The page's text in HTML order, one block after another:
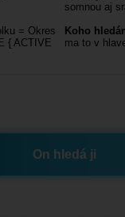
= Okres
{ ACTIVE
somnou aj
Koho
ma to v
On hledá ji